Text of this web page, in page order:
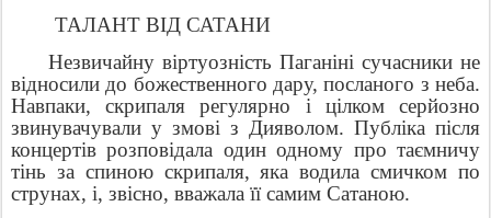
ТАЛАНТ ВІД САТАНИ
Незвичайну віртуозність Паганіні сучасники не
відносили до божественного дару, посланого з неба.
Навпаки, скрипаля регулярно і цілком серйозно
звинувачували у змові з Дияволом. Публіка після
концертів розповідала один одному про таємничу
тінь за спиною скрипаля, яка водила смичком по
струнах, і, звісно, ​​вважала її самим Сатаною.